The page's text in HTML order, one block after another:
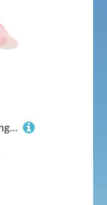
Clementoni Disney Plüsch-Angel für unterwegs - Weiches Hänge-Spielzeug mit multisensorischen Elementen, Rassel und verschiedenen Stoffen, Waschbar, Fördert sensorische Entwicklung, Ab 3 Monaten